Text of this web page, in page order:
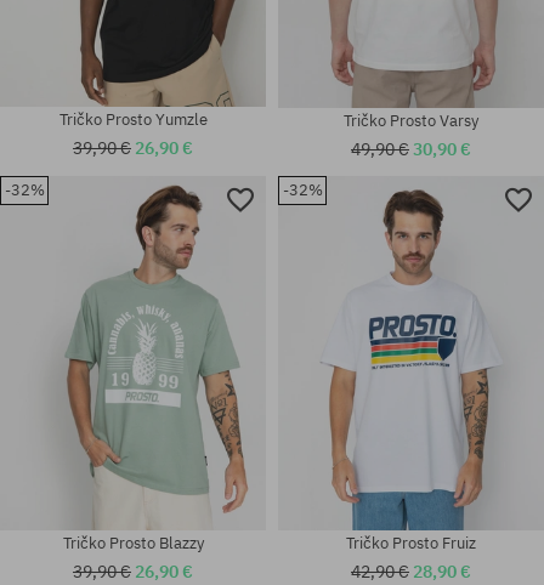
Dostupné veľkosti:
Dostupné veľkosti:
Tričko Prosto Yumzle
39,90 € 26,90 €
Tričko Prosto Varsy
49,90 €30,90 €
-32%
Tričko Prosto Blazzy
39,90 € 26,90 €
-32%
Tričko Prosto Fruiz
42,90 € 28,90 €